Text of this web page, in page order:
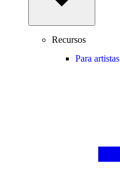
Recursos
Para artistas